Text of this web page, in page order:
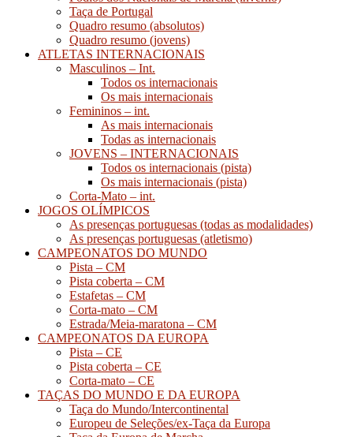
Taça de Portugal
Quadro resumo (absolutos)
Quadro resumo (jovens)
ATLETAS INTERNACIONAIS
Masculinos – Int.
Todos os internacionais
Os mais internacionais
Femininos – int.
As mais internacionais
Todas as internacionais
JOVENS – INTERNACIONAIS
Todos os internacionais (pista)
Os mais internacionais (pista)
Corta-Mato – int.
JOGOS OLÍMPICOS
As presenças portuguesas (todas as modalidades)
As presenças portuguesas (atletismo)
CAMPEONATOS DO MUNDO
Pista – CM
Pista coberta – CM
Estafetas – CM
Corta-mato – CM
Estrada/Meia-maratona – CM
CAMPEONATOS DA EUROPA
Pista – CE
Pista coberta – CE
Corta-mato – CE
TAÇAS DO MUNDO E DA EUROPA
Taça do Mundo/Intercontinental
Europeu de Seleções/ex-Taça da Europa